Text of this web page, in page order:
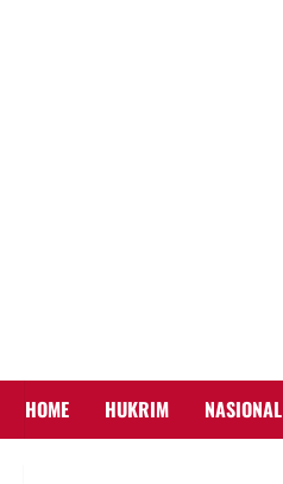
HOME HUKRIM NASIONAL